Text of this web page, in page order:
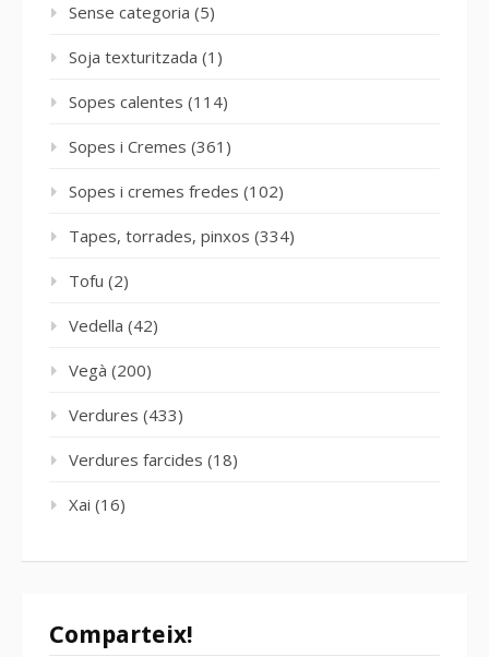
Sense categoria (5)
Soja texturitzada (1)
Sopes calentes (114)
Sopes i Cremes (361)
Sopes i cremes fredes (102)
Tapes, torrades, pinxos (334)
Tofu (2)
Vedella (42)
Vegà (200)
Verdures (433)
Verdures farcides (18)
Xai (16)
Comparteix!